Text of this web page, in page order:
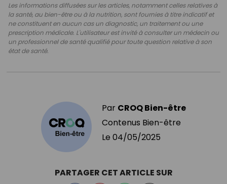
Les informations diffusées sur les articles, notamment celles relatives à
la santé, au bien-être ou à la nutrition, sont fournies à titre indicatif et
ne constituent en aucun cas un diagnostic, un traitement ou une
prescription médicale. L'utilisateur est invité à consulter un médecin ou
un professionnel de santé qualifié pour toute question relative à son
état de santé.
Par CROQ Bien-être
Contenus Bien-être
Le 04/05/2025
PARTAGER CET ARTICLE SUR